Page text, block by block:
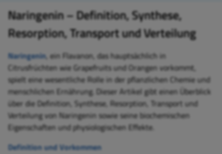
Naringenin – Definition, Synthese,
Resorption, Transport und Verteilung
Naringenin, ein Flavanon, das hauptsächlich in
Citrusfrüchten wie Grapefruits und Orangen vorkommt,
spielt eine wesentliche Rolle in der pflanzlichen Chemie und
menschlichen Ernährung. Dieser Artikel gibt einen Überblick
über die Definition, Synthese, Resorption, Transport und
Verteilung von Naringenin sowie seine biochemischen
Eigenschaften und physiologischen Effekte.
Definition und Vorkommen